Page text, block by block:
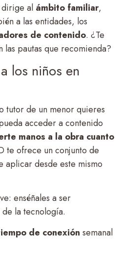
al ámbito familiar,
a las entidades, los
de contenido. ¿Te
las pautas que recomienda?
los niños en
tutor de un menor quieres
acceder a contenido
manos a la obra cuanto
te ofrece un conjunto de
aplicar desde este mismo
enséñales a ser
la tecnología.
de conexión semanal